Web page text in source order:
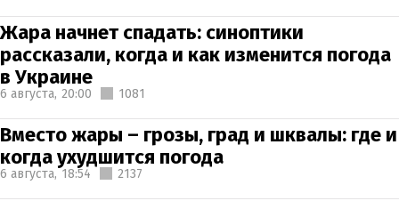
Жара начнет спадать: синоптики
рассказали, когда и как изменится погода
в Украине
6 августа, 20:00 1081
Вместо жары – грозы, град и шквалы: где и
когда ухудшится погода
6 августа, 18:54 2137